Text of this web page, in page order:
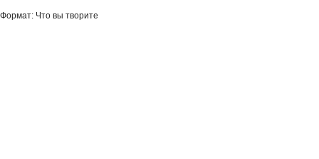
Формат: Что вы творите